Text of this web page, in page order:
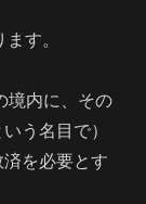
す。
境内に、その
う名目で）
を必要とす